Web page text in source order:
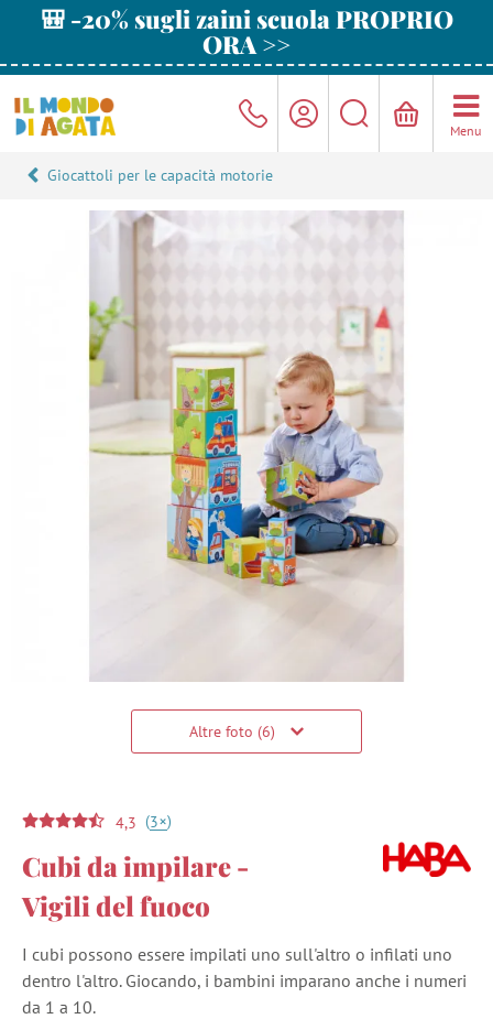
🎒 -20% sugli zaini scuola PROPRIO
ORA >>
Menu
Giocattoli per le capacità motorie
Altre foto (6)
4,3 (3+)
Cubi da impilare -
Vigili del fuoco
I cubi possono essere impilati uno sull'altro o infilati uno
dentro l'altro. Giocando, i bambini imparano anche i numeri
da 1 a 10.